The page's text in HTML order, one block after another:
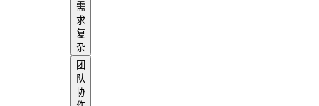
需
求
复
杂
团
队
协